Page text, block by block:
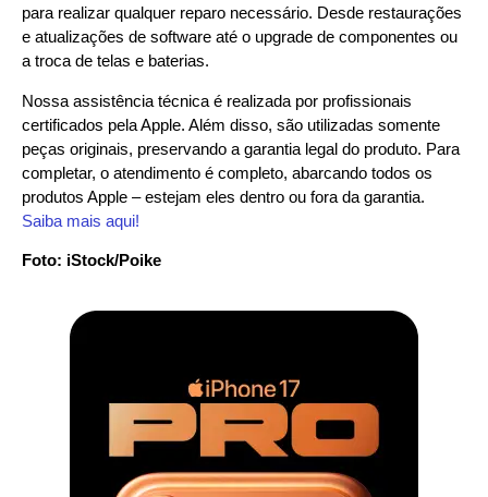
para realizar qualquer reparo necessário. Desde restaurações
e atualizações de software até o upgrade de componentes ou
a troca de telas e baterias.
Nossa assistência técnica é realizada por profissionais
certificados pela Apple. Além disso, são utilizadas somente
peças originais, preservando a garantia legal do produto. Para
completar, o atendimento é completo, abarcando todos os
produtos Apple – estejam eles dentro ou fora da garantia.
Saiba mais aqui!
Foto: iStock/Poike